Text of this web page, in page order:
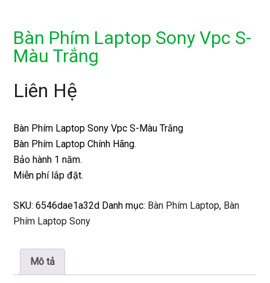
Bàn Phím Laptop Sony Vpc S-
Màu Trắng
Liên Hệ
Bàn Phím Laptop Sony Vpc S-Màu Trắng
Bàn Phím Laptop Chính Hãng.
Bảo hành 1 năm.
Miễn phí lắp đặt.
SKU:6546dae1a32d Danh mục: Bàn Phím Laptop, Bàn
Phím Laptop Sony
Mô tả